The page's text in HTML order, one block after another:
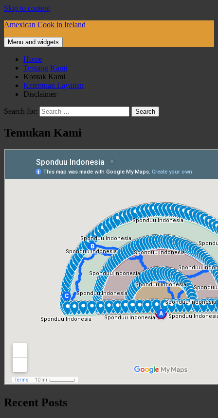
Skip to content
Amexican Cook in Ireland
Menu and widgets
Home
Tentang Kami
Kontak Kami
Ketentuan Layanan
Disclaimer
Search for:
Temukan Kami
Recent Posts